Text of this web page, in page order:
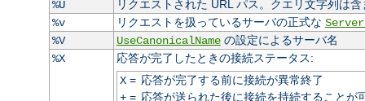
%U
リクエストされた URL パス。クエリ文字列は含
%v
リクエストを扱っているサーバの正式な
%V
UseCanonicalNameの設定によるサーバ名
%X
応答が完了したときの接続ステータス:
X= 応答が完了する前に接続が異常終了
+= 応答が送られた後に接続を持続することが